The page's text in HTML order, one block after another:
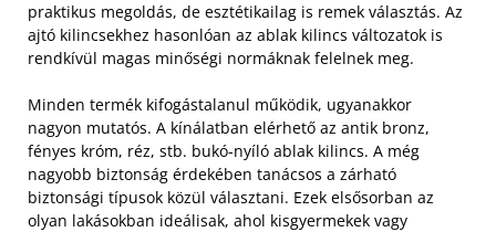
praktikus megoldás, de esztétikailag is remek választás. Az
ajtó kilincsekhez hasonlóan az ablak kilincs változatok is
rendkívül magas minőségi normáknak felelnek meg.
Minden termék kifogástalanul működik, ugyanakkor
nagyon mutatós. A kínálatban elérhető az antik bronz,
fényes króm, réz, stb. bukó-nyíló ablak kilincs. A még
nagyobb biztonság érdekében tanácsos a zárható
biztonsági típusok közül választani. Ezek elsősorban az
olyan lakásokban ideálisak, ahol kisgyermekek vagy